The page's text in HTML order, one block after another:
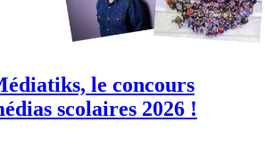
le concours
scolaires 2026 !